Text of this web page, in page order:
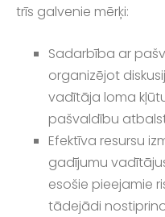
trīs galvenie mērķi:
Sadarbība ar
organizējot
vadītāja loma
pašvaldību
Efektīva resursu
gadījumu
esošie pieejamie
tādejādi